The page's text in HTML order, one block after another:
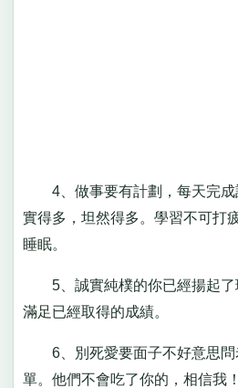
4、做事要有計劃，每天完成
實得多，坦然得多。學習不可打
睡眠。
5、誠實純樸的你已經揚起了
滿足已經取得的成績。
6、別死愛要面子不好意思問
單。他們不會吃了你的，相信我